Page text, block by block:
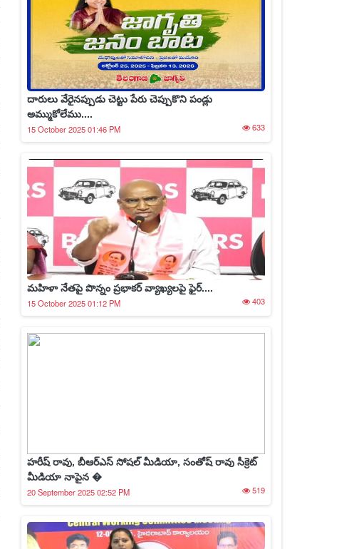
దారులు వేరైనప్పుడు చెట్టు పేరు చెప్పుకొని పండ్లు
అమ్ముకోలేము....
15 October 2025 01:46 PM 633
మహిళా నేతపై పొన్నం ప్రభాకర్ వ్యాఖ్యలపై ఫైర్....
15 October 2025 01:12 PM 403
హరీష్ రావు, బీఆర్ఎస్ సోషల్ మీడియా, సంతోష్ రావు సీక్రెట్
మీడియా నాపైన �
20 September 2025 02:52 PM 519